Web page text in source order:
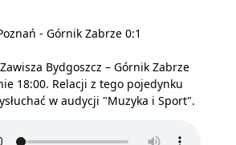
- Górnik Zabrze 0:1
Bydgoszcz – Górnik Zabrze
18:00. Relacji z tego pojedynku
w audycji "Muzyka i Sport".